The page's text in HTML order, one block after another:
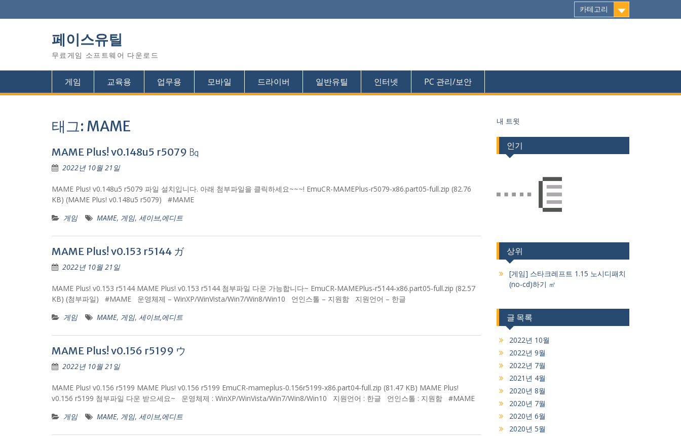
카테고리
페이스유틸
무료게임 소프트웨어 다운로드
게임 교육용 업무용 모바일 드라이버 일반유틸 인터넷 PC 관리/보안
태그: MAME
MAME Plus! v0.148u5 r5079 ㏃
2022년 10월 21일
MAME Plus! v0.148u5 r5079 파일 설치입니다. 아래 첨부파일을 클릭하세요~~~! EmuCR-MAMEPlus-r5079-x86.part05-full.zip (82.76
KB) (MAME Plus! v0.148u5 r5079) #MAME
게임
MAME, 게임, 세이브,에디트
MAME Plus! v0.153 r5144 ガ
2022년 10월 21일
MAME Plus! v0.153 r5144 MAME Plus! v0.153 r5144 첨부파일 다운 가능합니다~ EmuCR-MAMEPlus-r5144-x86.part05-full.zip (82.57
KB) (첨부파일) #MAME 운영체제 – WinXP/WinVista/Win7/Win8/Win10 언인스톨 – 지원함 지원언어 – 한글
게임
MAME, 게임, 세이브,에디트
MAME Plus! v0.156 r5199 ウ
2022년 10월 21일
MAME Plus! v0.156 r5199 MAME Plus! v0.156 r5199 EmuCR-mameplus-0.156r5199-x86.part04-full.zip (81.47 KB) MAME Plus!
v0.156 r5199 첨부파일 다운 받으세요~ 운영체제 : WinXP/WinVista/Win7/Win8/Win10 지원언어 : 한글 언인스톨 : 지원함 #MAME
게임
MAME, 게임, 세이브,에디트
내 트윗
인기
상위
[게임] 스타크레프트 1.15 노시디패치
(no-cd)하기 ㎡
글 목록
2022년 10월
2022년 9월
2022년 7월
2021년 4월
2020년 8월
2020년 7월
2020년 6월
2020년 5월